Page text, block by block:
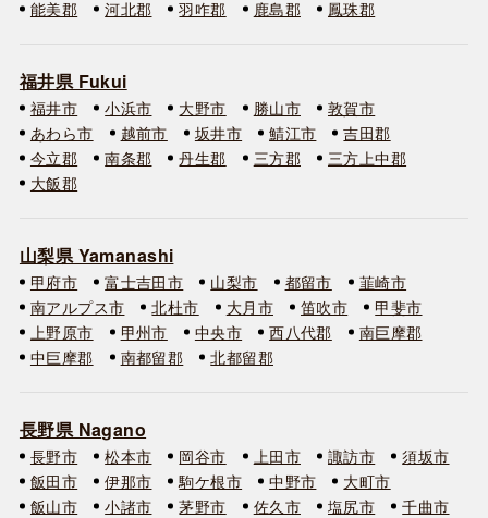
能美郡 河北郡 羽咋郡 鹿島郡 鳳珠郡
福井県 Fukui
福井市 小浜市 大野市 勝山市
敦賀市
あわら市
越前市 坂井市 鯖江市
吉田郡
今立郡
南条郡 丹生郡 三方郡
三方上中郡
大飯郡
山梨県 Yamanashi
甲府市 富士吉田市 山梨市 都留市
韮崎市
南アルプス市
北杜市 大月市 笛吹市
甲斐市
上野原市
甲州市 中央市 西八代郡
南巨摩郡
中巨摩郡
南都留郡 北都留郡
長野県 Nagano
長野市 松本市 岡谷市 上田市 諏訪市
須坂市
飯田市
伊那市 駒ケ根市 中野市
大町市
飯山市
小諸市 茅野市 佐久市 塩尻市
千曲市